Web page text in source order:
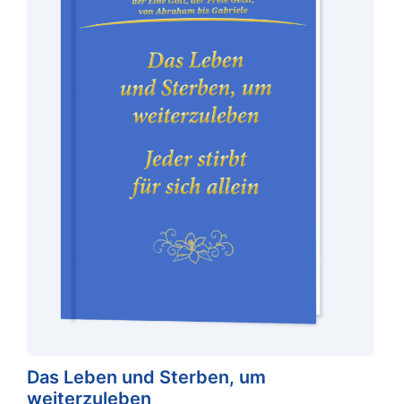
Das Leben und Sterben, um
weiterzuleben